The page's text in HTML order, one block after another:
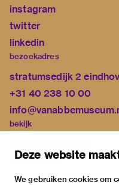
Deze website
We gebruiken cookies om
instagram
twitter
linkedin
bezoekadres
stratumsedijk 2
+31 40 238 10 00
bekijk
activiteiten
praktische informatie